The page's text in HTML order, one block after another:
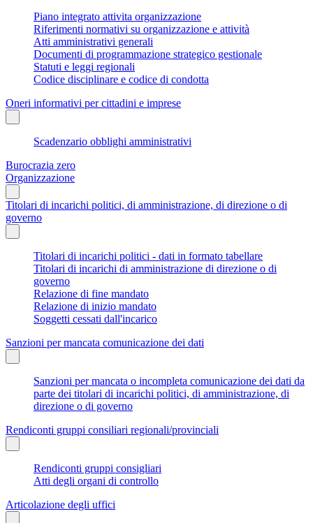
Piano integrato attivita organizzazione
Riferimenti normativi su organizzazione e attività
Atti amministrativi generali
Documenti di programmazione strategico gestionale
Statuti e leggi regionali
Codice disciplinare e codice di condotta
Oneri informativi per cittadini e imprese
Scadenzario obblighi amministrativi
Burocrazia zero
Organizzazione
Titolari di incarichi politici, di amministrazione, di direzione o di
governo
Titolari di incarichi politici - dati in formato tabellare
Titolari di incarichi di amministrazione di direzione o di
governo
Relazione di fine mandato
Relazione di inizio mandato
Soggetti cessati dall'incarico
Sanzioni per mancata comunicazione dei dati
Sanzioni per mancata o incompleta comunicazione dei dati da
parte dei titolari di incarichi politici, di amministrazione, di
direzione o di governo
Rendiconti gruppi consiliari regionali/provinciali
Rendiconti gruppi consigliari
Atti degli organi di controllo
Articolazione degli uffici